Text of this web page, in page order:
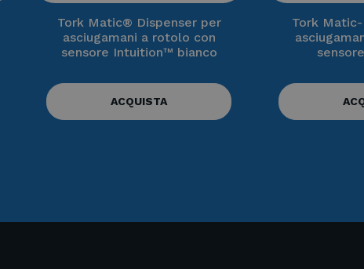
Tork Matic® Dispenser per
asciugamani a rotolo con
sensore Intuition™ bianco
ACQUISTA
Tork